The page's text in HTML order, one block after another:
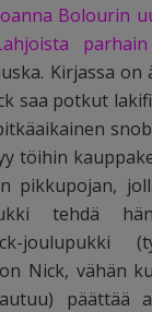
Bolourin
parhain
Kirjassa
saa potkut
töihin
pikkupojan,
tehdä
joulupukki
Nick, vähän
päättää